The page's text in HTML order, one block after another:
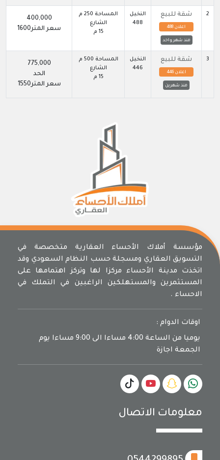
2 شقة للبيع
اعلان 488
منذ شهر واحد
النخيل
488
المساحة 250 م
الشارع
15 م
400,000
سعر المتر1600
3 شقة للبيع
اعلان 446
منذ شهرين
النخيل
446
المساحة 500 م
الشارع
15 م
775,000
الحد
سعر المتر1550
مؤسسة أملاك الأحساء العقارية متخصصة في
التسويق العقاري ومسجلة حسب النظام السعودي وقد
اتخذت مدينة الأحساء مركزا لها وتركز اهتمامها على
المستثمرين والمستهلكين الراغبين في التملك في
الاحساء .
اوقات الدوام :
يوميا من الساعة 4:00 مساءا الى 9:00 مساءا يوم
الجمعة اجازة
معلومات الاتصال